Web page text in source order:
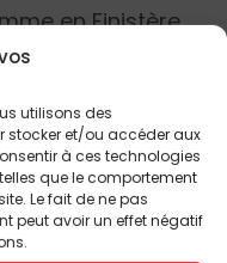
utilisons des
stocker et/ou accéder aux
à ces technologies
que le comportement
Le fait de ne pas
peut avoir un effet négatif
en Finistère,
électorat ?
pas à la
vous
gagner un
le public n’en